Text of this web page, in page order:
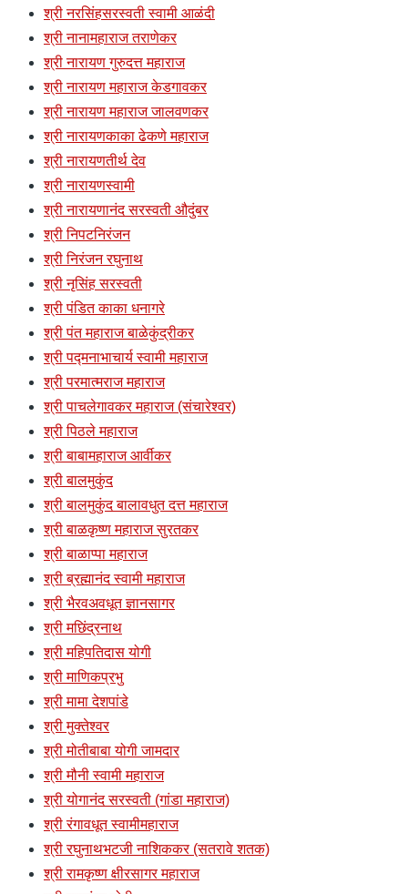
श्री नरसिंहसरस्वती स्वामी आळंदी
श्री नानामहाराज तराणेकर
श्री नारायण गुरुदत्त महाराज
श्री नारायण महाराज केडगावकर
श्री नारायण महाराज जालवणकर
श्री नारायणकाका ढेकणे महाराज
श्री नारायणतीर्थ देव
श्री नारायणस्वामी
श्री नारायणानंद सरस्वती औदुंबर
श्री निपटनिरंजन
श्री निरंजन रघुनाथ
श्री नृसिंह सरस्वती
श्री पंडित काका धनागरे
श्री पंत महाराज बाळेकुंद्रीकर
श्री पद्मनाभाचार्य स्वामी महाराज
श्री परमात्मराज महाराज
श्री पाचलेगावकर महाराज (संचारेश्वर)
श्री पिठले महाराज
श्री बाबामहाराज आर्वीकर
श्री बालमुकुंद
श्री बालमुकुंद बालावधुत दत्त महाराज
श्री बाळकृष्ण महाराज सुरतकर
श्री बाळाप्पा महाराज
श्री ब्रह्मानंद स्वामी महाराज
श्री भैरवअवधूत ज्ञानसागर
श्री मछिंद्रनाथ
श्री महिपतिदास योगी
श्री माणिकप्रभु
श्री मामा देशपांडे
श्री मुक्तेश्वर
श्री मोतीबाबा योगी जामदार
श्री मौनी स्वामी महाराज
श्री योगानंद सरस्वती (गांडा महाराज)
श्री रंगावधूत स्वामीमहाराज
श्री रघुनाथभटजी नाशिककर (सतरावे शतक)
श्री रामकृष्ण क्षीरसागर महाराज